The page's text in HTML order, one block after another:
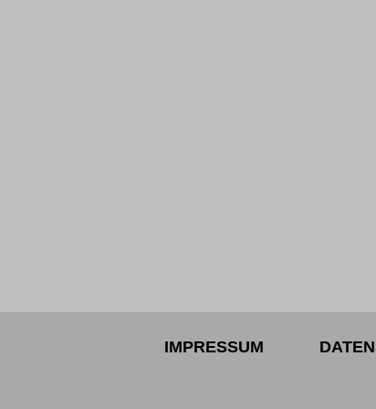
IMPRESSUM